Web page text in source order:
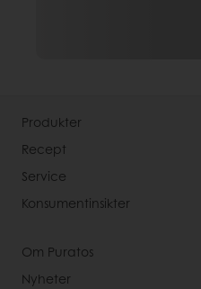
Produkter
Recept
Service
Konsumentinsikter
Om Puratos
Nyheter